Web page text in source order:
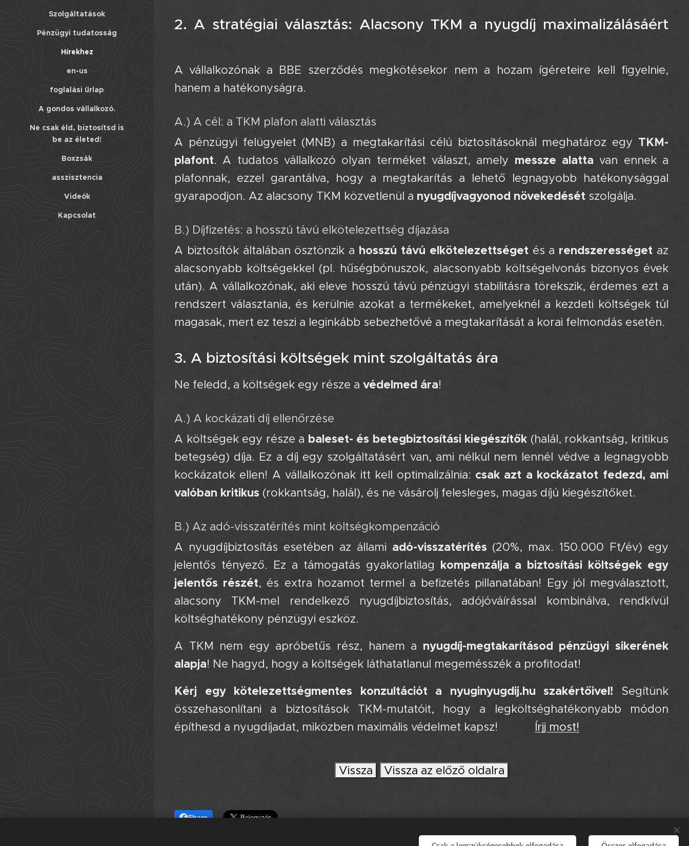
Szolgáltatások
Pénzügyi tudatosság
Hírekhez
en-us
foglalási űrlap
A gondos vállalkozó.
Ne csak éld, biztosítsd is
be az életed!
Boxzsák
asszisztencia
Videók
Kapcsolat
2. A stratégiai választás: Alacsony TKM a nyugdíj maximalizálásáért
A vállalkozónak a BBE szerződés megkötésekor nem a hozam ígéreteire kell figyelnie,
hanem a hatékonyságra.
A.) A cél: a TKM plafon alatti választás 🥅
A pénzügyi felügyelet (MNB) a megtakarítási célú biztosításoknál meghatároz egy TKM-
plafont. A tudatos vállalkozó olyan terméket választ, amely messze alatta van ennek a
plafonnak, ezzel garantálva, hogy a megtakarítás a lehető legnagyobb hatékonysággal
gyarapodjon. Az alacsony TKM közvetlenül a nyugdíjvagyonod növekedését szolgálja.
B.) Díjfizetés: a hosszú távú elkötelezettség díjazása 🥇
A biztosítók általában ösztönzik a hosszú távú elkötelezettségetés a rendszerességet az
alacsonyabb költségekkel (pl. hűségbónuszok, alacsonyabb költségelvonás bizonyos évek
után). A vállalkozónak, aki eleve hosszú távú pénzügyi stabilitásra törekszik, érdemes ezt a
rendszert választania, és kerülnie azokat a termékeket, amelyeknél a kezdeti költségek túl
magasak, mert ez teszi a leginkább sebezhetővé a megtakarítását a korai felmondás esetén.
3. A biztosítási költségek mint szolgáltatás ára ⚖️
Ne feledd, a költségek egy része a védelmed ára!
A.) A kockázati díj ellenőrzése 🛡️
A költségek egy része a baleset- és betegbiztosítási kiegészítők (halál, rokkantság, kritikus
betegség) díja. Ez a díj egy szolgáltatásért van, ami nélkül nem lennél védve a legnagyobb
kockázatok ellen! A vállalkozónak itt kell optimalizálnia: csak azt a kockázatot fedezd, ami
valóban kritikus (rokkantság, halál), és ne vásárolj felesleges, magas díjú kiegészítőket.
B.) Az adó-visszatérítés mint költségkompenzáció 💰
A nyugdíjbiztosítás esetében az állami adó-visszatérítés (20%, max. 150.000 Ft/év) egy
jelentős tényező. Ez a támogatás gyakorlatilag kompenzálja a biztosítási költségek egy
jelentős részét, és extra hozamot termel a befizetés pillanatában! Egy jól megválasztott,
alacsony TKM-mel rendelkező nyugdíjbiztosítás, adójóváírással kombinálva, rendkívül
költséghatékony pénzügyi eszköz.
A TKM nem egy apróbetűs rész, hanem a nyugdíj-megtakarításod pénzügyi sikerének
alapja! Ne hagyd, hogy a költségek láthatatlanul megemésszék a profitodat!
Kérj egy kötelezettségmentes konzultációt a nyuginyugdij.hu szakértőivel! Segítünk
összehasonlítani a biztosítások TKM-mutatóit, hogy a legköltséghatékonyabb módon
építhesd a nyugdíjadat, miközben maximális védelmet kapsz! 📊😊 Írjj most!
Vissza Vissza az előző oldalra
Share